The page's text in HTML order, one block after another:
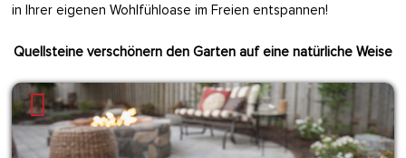
in Ihrer eigenen Wohlfühloase im Freien entspannen!
Quellsteine verschönern den Garten auf eine natürliche Weise